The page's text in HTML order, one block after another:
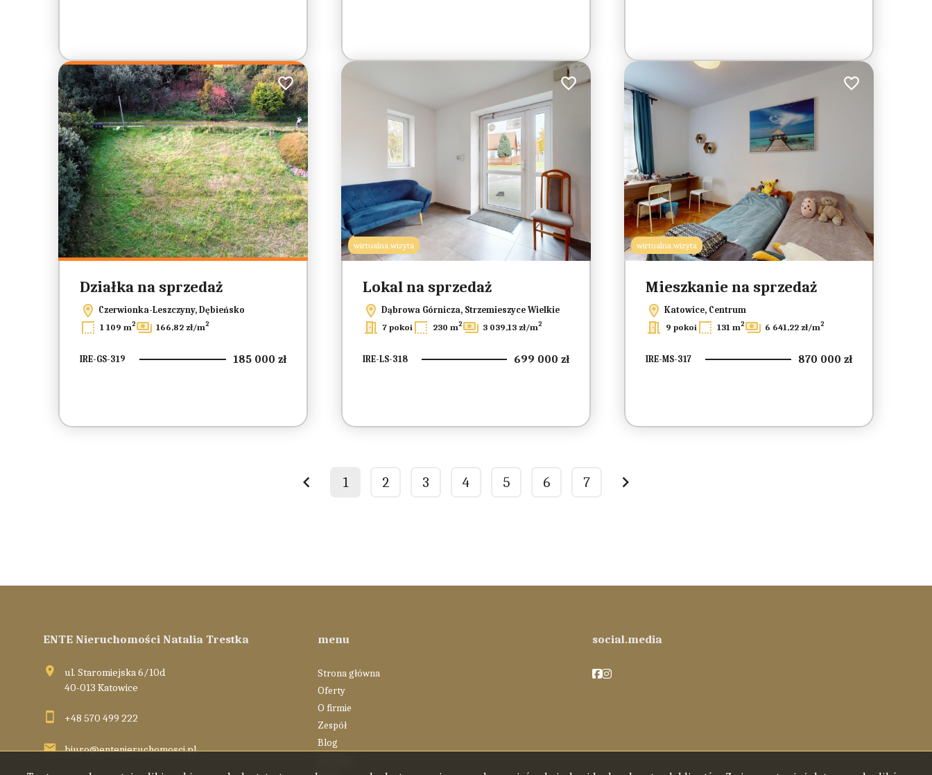
Dodaj do ulubionych
Działka na sprzedaż
Czerwionka-Leszczyny, Dębieńsko
1 109 m2 166,82 zł/m2
IRE-GS-319 185 000 zł
wirtualna.wizyta
Dodaj do ulubionych
Lokal na sprzedaż
Dąbrowa Górnicza, Strzemieszyce Wielkie
7 pokoi
230 m2 3 039,13 zł/m2
IRE-LS-318 699 000 zł
wirtualna.wizyta
Dodaj do ulubionych
Mieszkanie na sprzedaż
Katowice, Centrum
9 pokoi
131 m2 6 641,22 zł/m2
IRE-MS-317 870 000 zł
1 2 3 4 5 6 7
ENTE Nieruchomości Natalia Trestka
ul. Staromiejska 6/10d
40-013 Katowice
+48 570 499 222
biuro@entenieruchomosci.pl
menu
Strona główna
Oferty
O firmie
Zespół
Blog
social.media
Facebook
Facebook